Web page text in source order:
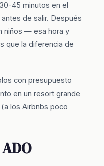
45 minutos en el
de salir. Después
niños — esa hora y
que la diferencia de
con presupuesto
en un resort grande
los Airbnbs poco